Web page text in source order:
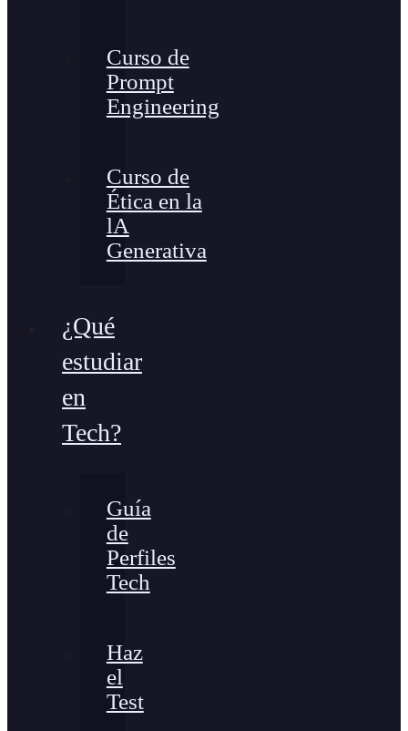
Curso de
Prompt
Engineering
Curso de
Ética en la
lA
Generativa
¿Qué
estudiar
en
Tech?
Guía
de
Perfiles
Tech
Haz
el
Test